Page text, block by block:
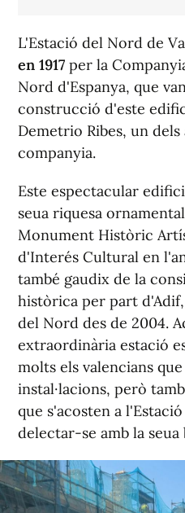
L'Estació del Nord de
en 1917 per la
Nord d'Espanya, que
construcció d'este
Demetrio Ribes, un
companyia.
Este espectacular
seua riquesa
Monument Històric
d'Interés Cultural en
també gaudix de la
històrica per part
del Nord des de 2004.
extraordinària estació
molts els valencians
instal·lacions, però
que s'acosten a
delectar-se amb la seua